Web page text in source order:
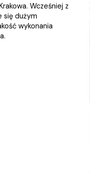
Wcześniej z
się dużym
wykonania